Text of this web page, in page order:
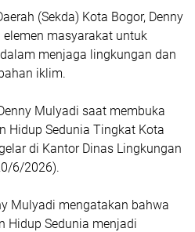
(Sekda) Kota Bogor, Denny
masyarakat untuk
menjaga lingkungan dan
iklim.
Mulyadi saat membuka
Hidup Sedunia Tingkat Kota
di Kantor Dinas Lingkungan
6/2026).
Mulyadi mengatakan bahwa
Hidup Sedunia menjadi